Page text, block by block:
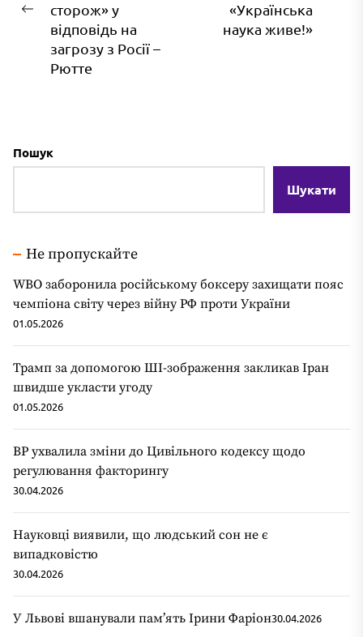
Попередній
запис:
сторож» у
відповідь на
загрозу з Росії –
Рютте
«Українська
наука живе!»
Пошук
Шукати
Не пропускайте
WBO заборонила російському боксеру захищати пояс
чемпіона світу через війну РФ проти України
01.05.2026
Трамп за допомогою ШІ-зображення закликав Іран
швидше укласти угоду
01.05.2026
ВР ухвалила зміни до Цивільного кодексу щодо
регулювання факторингу
30.04.2026
Науковці виявили, що людський сон не є
випадковістю
30.04.2026
У Львові вшанували пам’ять Ірини Фаріон30.04.2026